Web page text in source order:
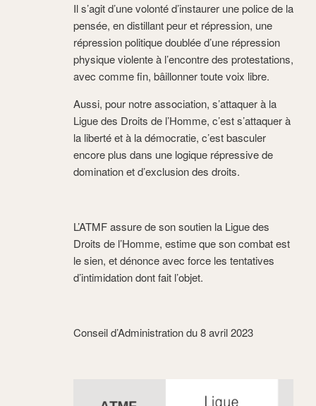
Il s’agit d’une volonté d’instaurer une police de la
pensée, en distillant peur et répression, une
répression politique doublée d’une répression
physique violente à l’encontre des protestations,
avec comme fin, bâillonner toute voix libre.
Aussi, pour notre association, s’attaquer à la
Ligue des Droits de l’Homme, c’est s’attaquer à
la liberté et à la démocratie, c’est basculer
encore plus dans une logique répressive de
domination et d’exclusion des droits.
L’ATMF assure de son soutien la Ligue des
Droits de l’Homme, estime que son combat est
le sien, et dénonce avec force les tentatives
d’intimidation dont fait l’objet.
Conseil d’Administration du 8 avril 2023